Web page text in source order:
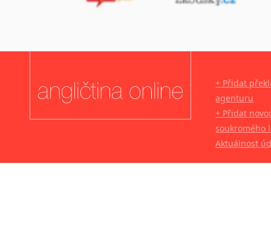
+ Přidat
agenturu
+ Přidat
soukromého
Aktuálnost